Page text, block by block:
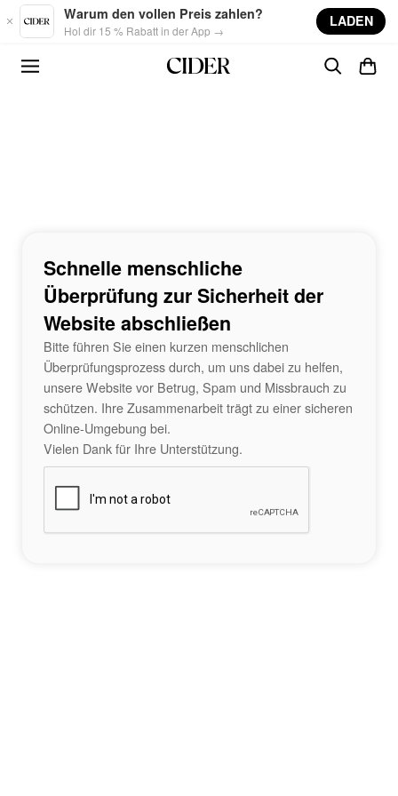
Skip to main content
Warum den vollen Preis zahlen?
Hol dir 15 % Rabatt in der App →
LADEN
Schnelle menschliche
Überprüfung zur Sicherheit der
Website abschließen
Bitte führen Sie einen kurzen menschlichen
Überprüfungsprozess durch, um uns dabei zu helfen,
unsere Website vor Betrug, Spam und Missbrauch zu
schützen. Ihre Zusammenarbeit trägt zu einer sicheren
Online-Umgebung bei.
Vielen Dank für Ihre Unterstützung.